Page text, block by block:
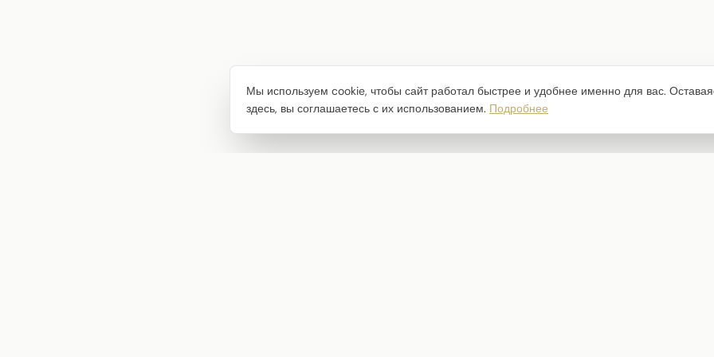
Мы используем cookie, чтобы сайт работал быстрее и удобнее именно для вас.
здесь, вы соглашаетесь с их использованием. Подробнее